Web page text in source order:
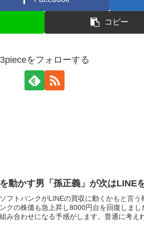
コピー
3pieceをフォローする
動かす男「孫正義」が次はLINE
フトバンクがLINEの買収に動くかもと言
クの株価も急上昇し8000円台を回復しま
み合わせになる予感がします。普通に考え